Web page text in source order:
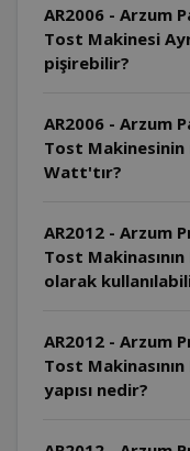
AR2006 - Arzum
Tost Makinesi
pişirebilir?
AR2006 - Arzum
Tost
Watt'tır?
AR2012 - Arzum
Tost
olarak
AR2012 - Arzum
Tost Makinasının
yapısı nedir?